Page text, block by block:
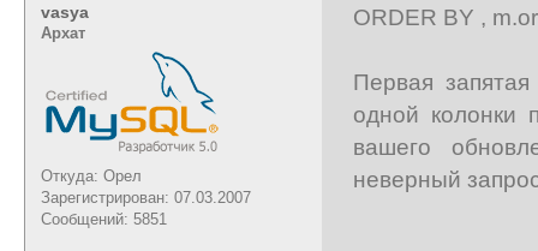
vasya
Архат
Откуда: Орел
Зарегистрирован: 07.03.2007
Сообщений: 5851
ORDER BY ,
Первая
одной колонки
вашего
неверный